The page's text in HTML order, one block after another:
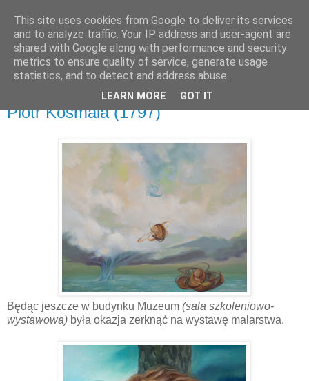
sobota, 29 kwietnia 2017
Piotr Kosmala (1797)
Będąc jeszcze w budynku Muzeum (sala szkoleniowo-
wystawowa) była okazja zerknąć na wystawę malarstwa.
This site uses cookies from Google to deliver its services
and to analyze traffic. Your IP address and user-agent are
shared with Google along with performance and security
metrics to ensure quality of service, generate usage
statistics, and to detect and address abuse.
LEARN MORE GOT IT